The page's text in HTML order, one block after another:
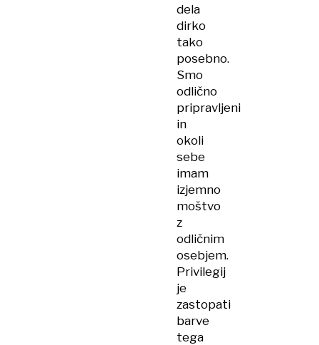
dela
dirko
tako
posebno.
Smo
odlično
pripravljeni
in
okoli
sebe
imam
izjemno
moštvo
z
odličnim
osebjem.
Privilegij
je
zastopati
barve
tega